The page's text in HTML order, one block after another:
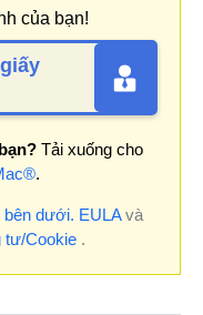
của bạn!
Tải xuống cho
.
bên dưới. EULAvà
tư/Cookie.